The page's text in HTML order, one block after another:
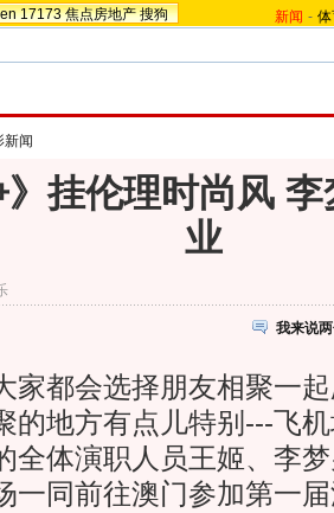
17173 焦点房地产 搜狗 新闻 -
新闻
》挂伦理时尚风
业
我来说
都会选择朋友相聚一起
的地方有点儿特别---飞
全体演职人员王姬、李
一同前往澳门参加第一